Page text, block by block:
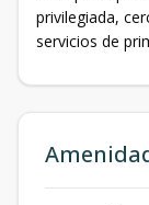
privilegiada,
servicios de